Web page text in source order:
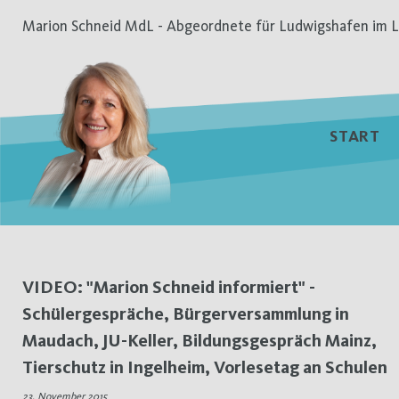
Inhalt
Marion Schneid MdL - Abgeordnete für Ludwigshafen im
START
Tag:
23.
November
VIDEO: "Marion Schneid informiert" -
Schülergespräche, Bürgerversammlung in
Maudach, JU-Keller, Bildungsgespräch Mainz,
Tierschutz in Ingelheim, Vorlesetag an Schulen
23. November 2015